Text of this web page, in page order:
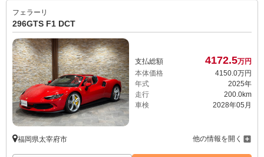
フェラーリ
296GTS F1 DCT
支払総額 4172.5万円
本体価格
4150.0万円
年式
2025年
走行
200.0km
車検
2028年05月
福岡県太宰府市 他の情報を開く